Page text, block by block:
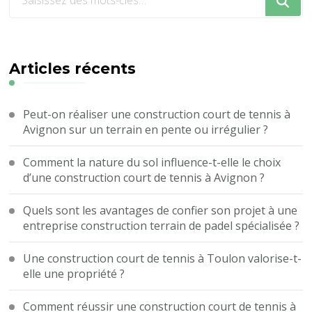
recherchiez
?
Articles récents
Peut-on réaliser une construction court de tennis à
Avignon sur un terrain en pente ou irrégulier ?
Comment la nature du sol influence-t-elle le choix
d’une construction court de tennis à Avignon ?
Quels sont les avantages de confier son projet à une
entreprise construction terrain de padel spécialisée ?
Une construction court de tennis à Toulon valorise-t-
elle une propriété ?
Comment réussir une construction court de tennis à